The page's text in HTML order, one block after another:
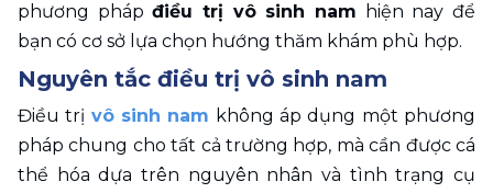
phương pháp điều trị vô sinh nam hiện nay để
bạn có cơ sở lựa chọn hướng thăm khám phù hợp.
Nguyên tắc điều trị vô sinh nam
Điều trị vô sinh nam không áp dụng một phương
pháp chung cho tất cả trường hợp, mà cần được cá
thể hóa dựa trên nguyên nhân và tình trạng cụ